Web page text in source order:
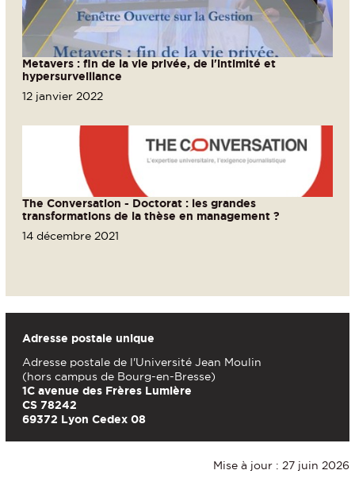
Metavers : fin de la vie privée, de l'intimité et
hypersurveillance
12 janvier 2022
The Conversation - Doctorat : les grandes
transformations de la thèse en management ?
14 décembre 2021
Adresse postale unique
Adresse postale de l'Université Jean Moulin
(hors campus de Bourg-en-Bresse)
1C avenue des Frères Lumière
CS 78242
69372 Lyon Cedex 08
Mise à jour : 27 juin 2026